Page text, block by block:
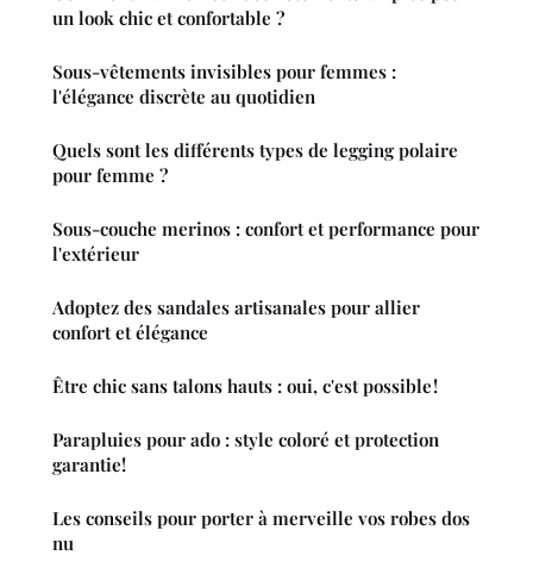
un look chic et confortable ?
Sous-vêtements invisibles pour femmes :
l'élégance discrète au quotidien
Quels sont les différents types de legging polaire
pour femme ?
Sous-couche merinos : confort et performance pour
l'extérieur
Adoptez des sandales artisanales pour allier
confort et élégance
Être chic sans talons hauts : oui, c'est possible !
Parapluies pour ado : style coloré et protection
garantie!
Les conseils pour porter à merveille vos robes dos
nu